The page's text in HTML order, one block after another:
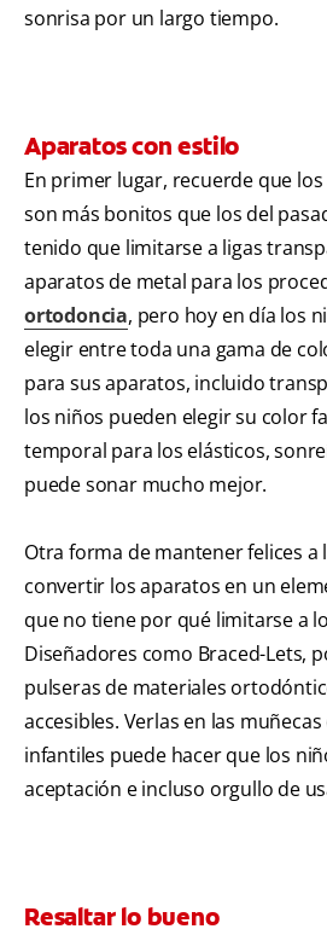
sonrisa por un largo tiempo.
Aparatos con estilo
En primer lugar, recuerde que
son más bonitos que los del
tenido que limitarse a ligas
aparatos de metal para los
ortodoncia, pero hoy en día los
elegir entre toda una gama de
para sus aparatos, incluido
los niños pueden elegir su color
temporal para los elásticos,
puede sonar mucho mejor.
Otra forma de mantener felices a
convertir los aparatos en un
que no tiene por qué limitarse a
Diseñadores como Braced-Lets,
pulseras de materiales
accesibles. Verlas en las
infantiles puede hacer que los
aceptación e incluso orgullo de
Resaltar lo bueno